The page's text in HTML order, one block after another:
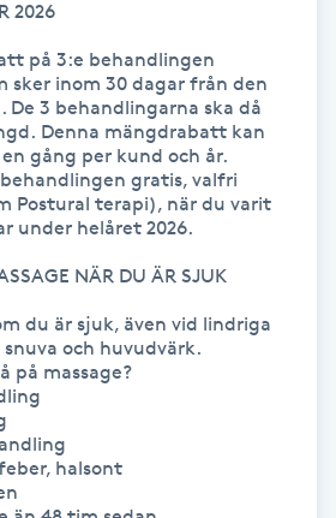
2026
på 3:e behandlingen
sker inom 30 dagar från den
De 3 behandlingarna ska då
Denna mängdrabatt kan
gång per kund och år.
behandlingen gratis, valfri
Postural terapi), när du varit
under helåret 2026.
NÄR DU ÄR SJUK
du är sjuk, även vid lindriga
och huvudvärk.
på massage?
halsont